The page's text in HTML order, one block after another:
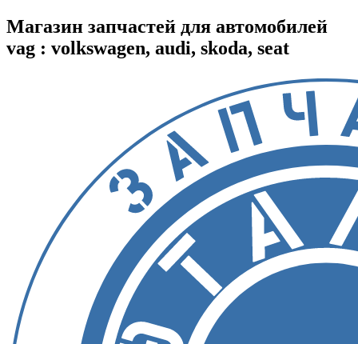
Магазин запчастей для автомобилей
vag : volkswagen, audi, skoda, seat